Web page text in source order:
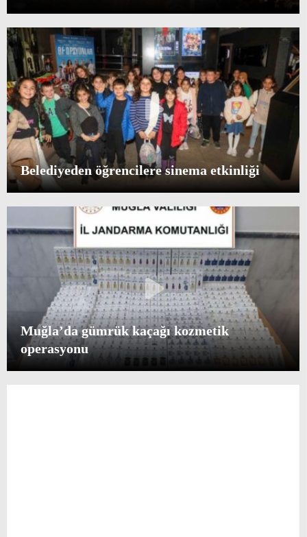
Belediyeden öğrencilere sinema etkinliği
Muğla’da gümrük kaçağı kozmetik
operasyonu